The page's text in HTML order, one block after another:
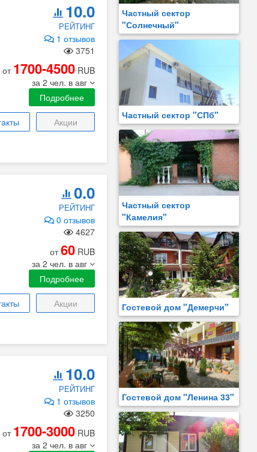
10.0
РЕЙТИНГ
1 отзывов
3751
от 1700-4500RUB
за 2 чел. в авг
Подробнее
Акции
0.0
РЕЙТИНГ
0 отзывов
4627
от60RUB
за 2 чел. в авг
Подробнее
Акции
10.0
РЕЙТИНГ
1 отзывов
3250
от 1700-3000RUB
за 2 чел. в авг
Частный сектор
"Солнечный"
Частный сектор "СПб"
Частный сектор
"Камелия"
Гостевой дом "Демерчи"
Гостевой дом "Ленина 33"